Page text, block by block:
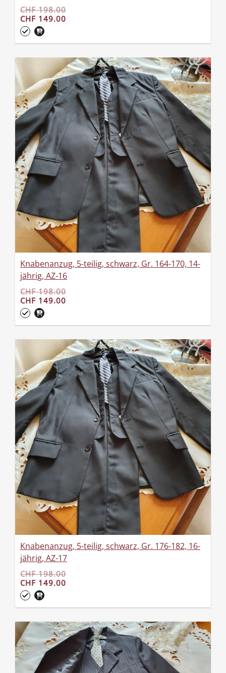
CHF 198.00
CHF 149.00
Knabenanzug, 5-teilig, schwarz, Gr. 164-170, 14-
jährig, AZ-16
CHF 198.00
CHF 149.00
Knabenanzug, 5-teilig, schwarz, Gr. 176-182, 16-
jährig, AZ-17
CHF 198.00
CHF 149.00